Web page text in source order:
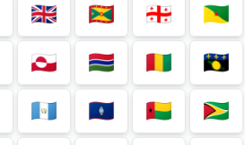
🇬🇧 🇬🇩 🇬🇪
🇬🇫
🇬🇱 🇬🇲 🇬🇳
🇬🇵
🇬🇹 🇬🇺 🇬🇼
🇬🇾